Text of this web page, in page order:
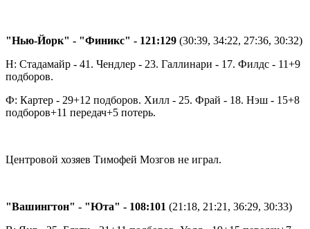
"Нью-Йорк" - "Финикс" - 121:129 (30:39, 34:22, 27:36, 30:32)
Н: Стадамайр - 41. Чендлер - 23. Галлинари - 17. Филдс - 11+9
подборов.
Ф: Картер - 29+12 подборов. Хилл - 25. Фрай - 18. Нэш - 15+8
подборов+11 передач+5 потерь.
Центровой хозяев Тимофей Мозгов не играл.
"Вашингтон" - "Юта" - 108:101 (21:18, 21:21, 36:29, 30:33)